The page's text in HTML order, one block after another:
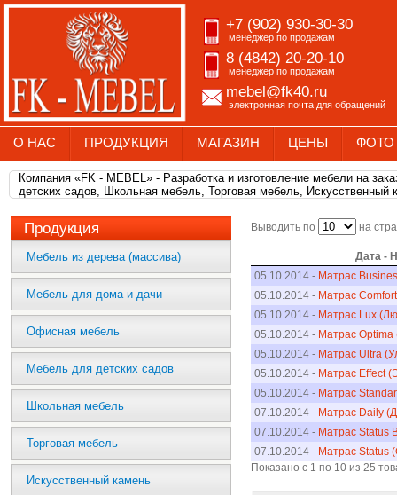
+7 (902) 930-30-30
менеджер по продажам
8 (4842) 20-20-10
менеджер по продажам
mebel@fk40.ru
электронная почта для обращений
О НАС ПРОДУКЦИЯ МАГАЗИН ЦЕНЫ ФОТО
Компания «FK - MEBEL» - Разработка и изготовление мебели на
детских садов, Школьная мебель, Торговая мебель,
Продукция
Мебель из дерева (массива)
Мебель для дома и дачи
Офисная мебель
Мебель для детских садов
Школьная мебель
Торговая мебель
Искусственный камень
Выводить по на
Дата -
05.10.2014 - Матрас
05.10.2014 - Матрас
05.10.2014 - Матрас Lux
05.10.2014 - Матрас
05.10.2014 - Матрас Ultra
05.10.2014 - Матрас Effect
05.10.2014 - Матрас
07.10.2014 - Матрас Daily
07.10.2014 - Матрас Status
07.10.2014 - Матрас Status
Показано с 1 по 10 из 25